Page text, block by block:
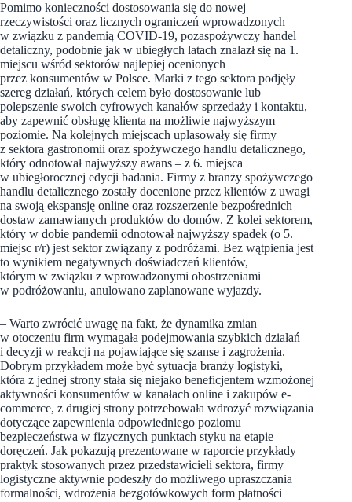
Pomimo konieczności dostosowania się do nowej
rzeczywistości oraz licznych ograniczeń wprowadzonych
w związku z pandemią COVID-19, pozaspożywczy handel
detaliczny, podobnie jak w ubiegłych latach znalazł się na 1.
miejscu wśród sektorów najlepiej ocenionych
przez konsumentów w Polsce. Marki z tego sektora podjęły
szereg działań, których celem było dostosowanie lub
polepszenie swoich cyfrowych kanałów sprzedaży i kontaktu,
aby zapewnić obsługę klienta na możliwie najwyższym
poziomie. Na kolejnych miejscach uplasowały się firmy
z sektora gastronomii oraz spożywczego handlu detalicznego,
który odnotował najwyższy awans – z 6. miejsca
w ubiegłorocznej edycji badania. Firmy z branży spożywczego
handlu detalicznego zostały docenione przez klientów z uwagi
na swoją ekspansję online oraz rozszerzenie bezpośrednich
dostaw zamawianych produktów do domów. Z kolei sektorem,
który w dobie pandemii odnotował najwyższy spadek (o 5.
miejsc r/r) jest sektor związany z podróżami. Bez wątpienia jest
to wynikiem negatywnych doświadczeń klientów,
którym w związku z wprowadzonymi obostrzeniami
w podróżowaniu, anulowano zaplanowane wyjazdy.
– Warto zwrócić uwagę na fakt, że dynamika zmian
w otoczeniu firm wymagała podejmowania szybkich działań
i decyzji w reakcji na pojawiające się szanse i zagrożenia.
Dobrym przykładem może być sytuacja branży logistyki,
która z jednej strony stała się niejako beneficjentem wzmożonej
aktywności konsumentów w kanałach online i zakupów e-
commerce, z drugiej strony potrzebowała wdrożyć rozwiązania
dotyczące zapewnienia odpowiedniego poziomu
bezpieczeństwa w fizycznych punktach styku na etapie
doręczeń. Jak pokazują prezentowane w raporcie przykłady
praktyk stosowanych przez przedstawicieli sektora, firmy
logistyczne aktywnie podeszły do możliwego upraszczania
formalności, wdrożenia bezgotówkowych form płatności